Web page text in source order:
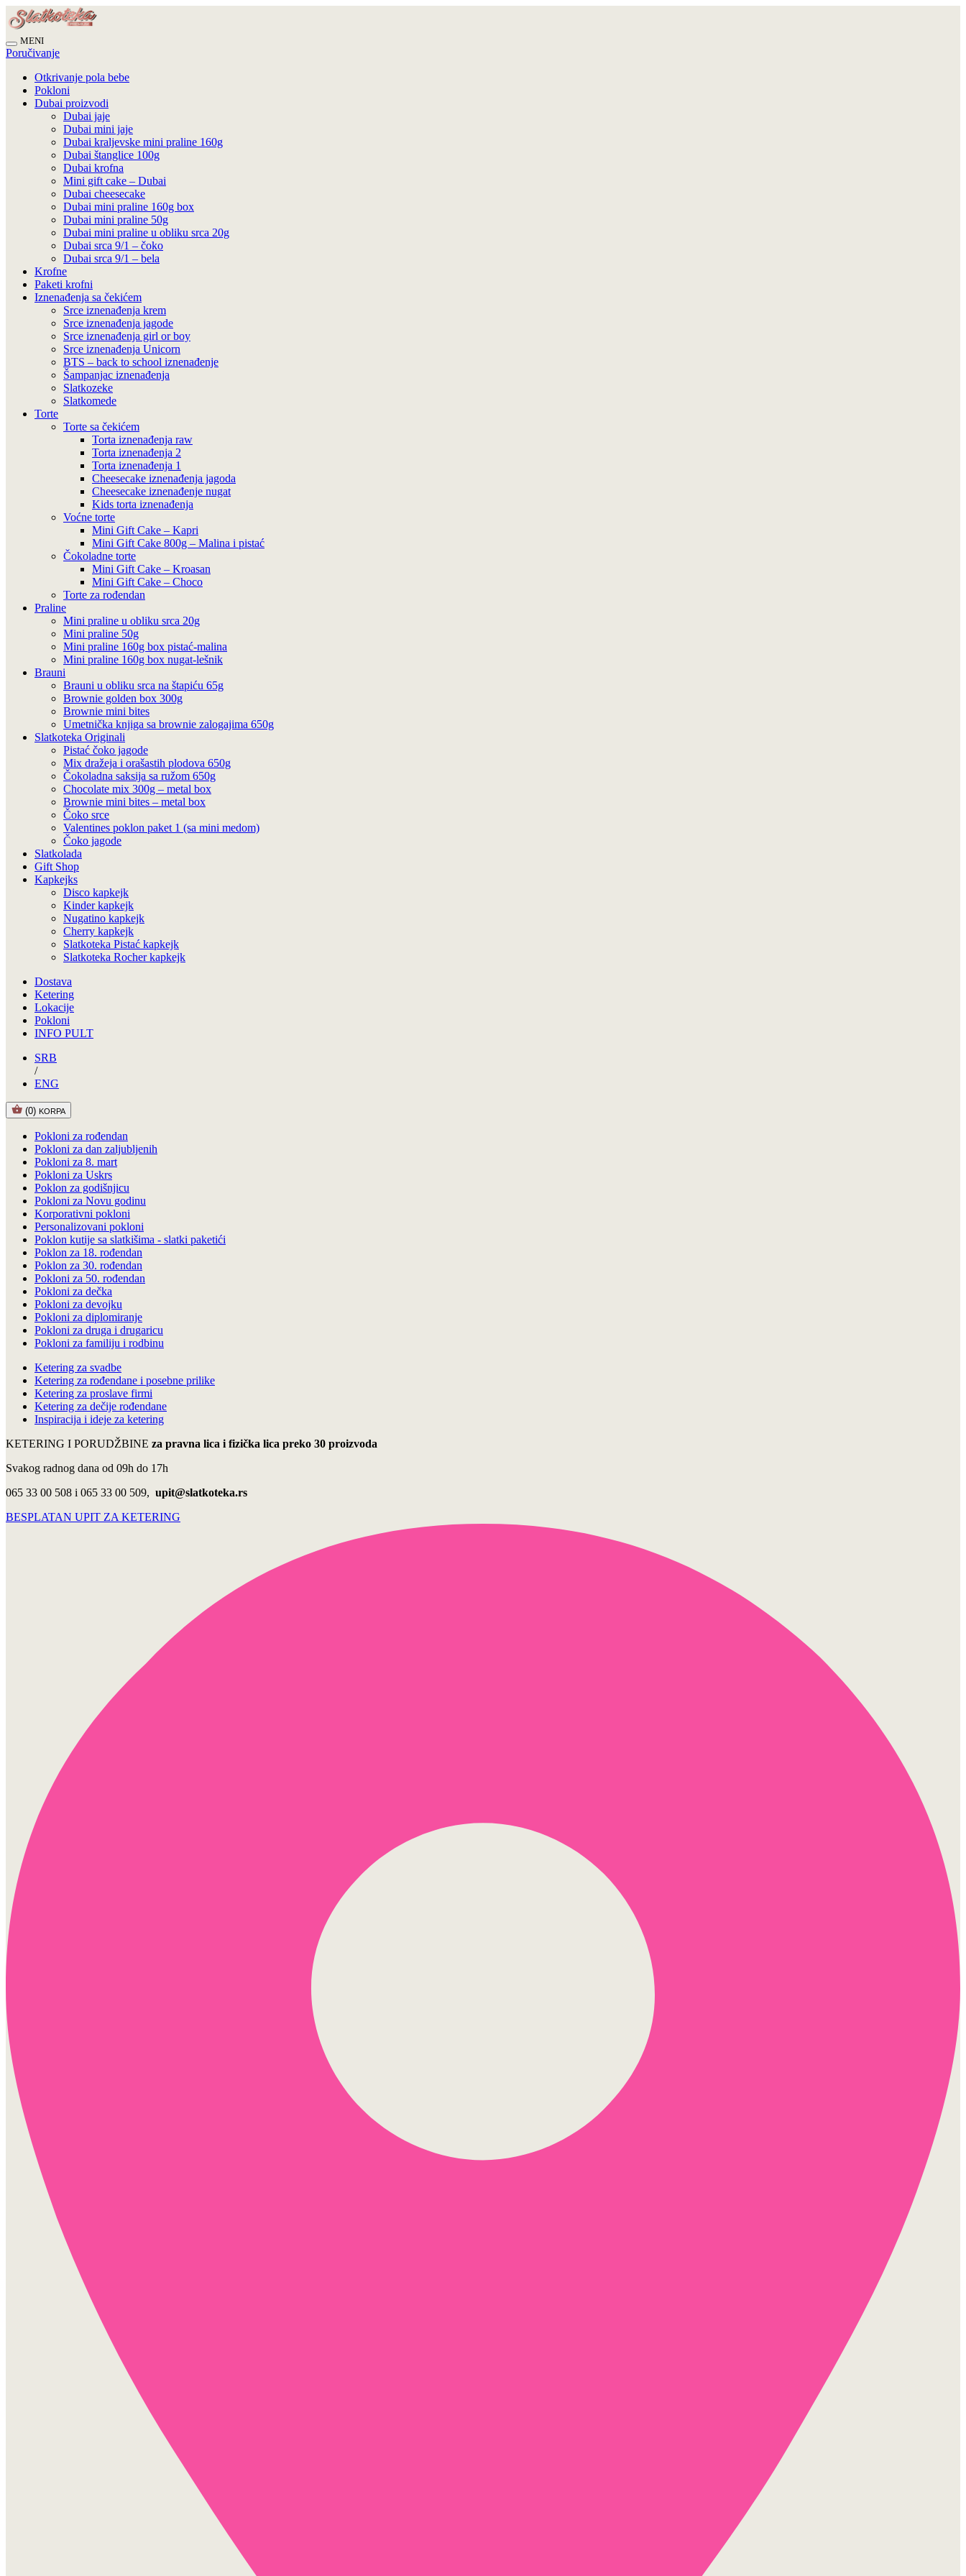
MENI
Poručivanje
Otkrivanje pola bebe
Pokloni
Dubai proizvodi
Dubai jaje
Dubai mini jaje
Dubai kraljevske mini praline 160g
Dubai štanglice 100g
Dubai krofna
Mini gift cake – Dubai
Dubai cheesecake
Dubai mini praline 160g box
Dubai mini praline 50g
Dubai mini praline u obliku srca 20g
Dubai srca 9/1 – čoko
Dubai srca 9/1 – bela
Krofne
Paketi krofni
Iznenađenja sa čekićem
Srce iznenađenja krem
Srce iznenađenja jagode
Srce iznenađenja girl or boy
Srce iznenađenja Unicorn
BTS – back to school iznenađenje
Šampanjac iznenađenja
Slatkozeke
Slatkomede
Torte
Torte sa čekićem
Torta iznenađenja raw
Torta iznenađenja 2
Torta iznenađenja 1
Cheesecake iznenađenja jagoda
Cheesecake iznenađenje nugat
Kids torta iznenađenja
Voćne torte
Mini Gift Cake – Kapri
Mini Gift Cake 800g – Malina i pistać
Čokoladne torte
Mini Gift Cake – Kroasan
Mini Gift Cake – Choco
Torte za rođendan
Praline
Mini praline u obliku srca 20g
Mini praline 50g
Mini praline 160g box pistać-malina
Mini praline 160g box nugat-lešnik
Brauni
Brauni u obliku srca na štapiću 65g
Brownie golden box 300g
Brownie mini bites
Umetnička knjiga sa brownie zalogajima 650g
Slatkoteka Originali
Pistać čoko jagode
Mix dražeja i orašastih plodova 650g
Čokoladna saksija sa ružom 650g
Chocolate mix 300g – metal box
Brownie mini bites – metal box
Čoko srce
Valentines poklon paket 1 (sa mini medom)
Čoko jagode
Slatkolada
Gift Shop
Kapkejks
Disco kapkejk
Kinder kapkejk
Nugatino kapkejk
Cherry kapkejk
Slatkoteka Pistać kapkejk
Slatkoteka Rocher kapkejk
Dostava
Ketering
Lokacije
Pokloni
INFO PULT
SRB
/
ENG
(0) KORPA
Pokloni za rođendan
Pokloni za dan zaljubljenih
Pokloni za 8. mart
Pokloni za Uskrs
Poklon za godišnjicu
Pokloni za Novu godinu
Korporativni pokloni
Personalizovani pokloni
Poklon kutije sa slatkišima - slatki paketići
Poklon za 18. rođendan
Poklon za 30. rođendan
Pokloni za 50. rođendan
Pokloni za dečka
Pokloni za devojku
Pokloni za diplomiranje
Pokloni za druga i drugaricu
Pokloni za familiju i rodbinu
Ketering za svadbe
Ketering za rođendane i posebne prilike
Ketering za proslave firmi
Ketering za dečije rođendane
Inspiracija i ideje za ketering
KETERING I PORUDŽBINE za pravna lica i fizička lica preko 30 proizvoda
Svakog radnog dana od 09h do 17h
065 33 00 508 i 065 33 00 509, upit@slatkoteka.rs
BESPLATAN UPIT ZA KETERING